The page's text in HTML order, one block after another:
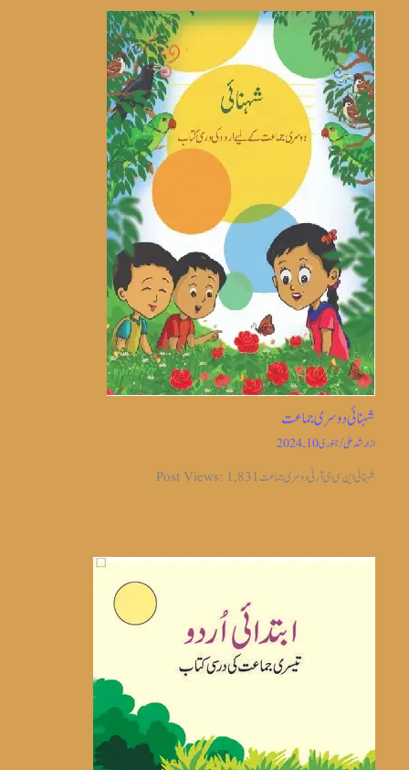
شہنائی دوسری جماعت
ازارشد علی/جنوری 10, 2024
شہنائی این سی ای آر ٹی دوسری جماعت Post Views: 1,831